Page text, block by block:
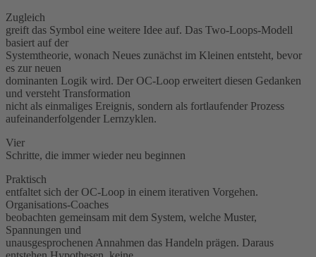
Zugleich
greift das Symbol eine weitere Idee auf. Das Two-Loops-Modell
basiert auf der
Systemtheorie, wonach Neues zunächst im Kleinen entsteht, bevor
es zur neuen
dominanten Logik wird. Der OC-Loop erweitert diesen Gedanken
und versteht Transformation
nicht als einmaliges Ereignis, sondern als fortlaufender Prozess
aufeinanderfolgender Lernzyklen.
Vier
Schritte, die immer wieder neu beginnen
Praktisch
entfaltet sich der OC-Loop in einem iterativen Vorgehen.
Organisations-Coaches
beobachten gemeinsam mit dem System, welche Muster,
Spannungen und
unausgesprochenen Annahmen das Handeln prägen. Daraus